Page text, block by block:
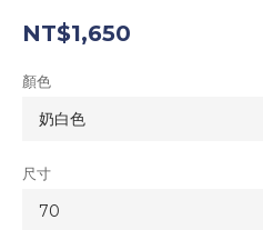
NT$1,650
顏色
尺寸